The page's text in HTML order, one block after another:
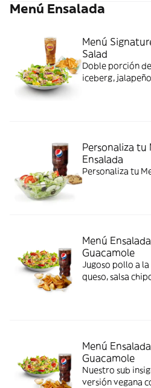
Menú Ensalada
Menú
Salad
Doble porción
iceberg,
Personaliza tu
Ensalada
Personaliza tu
Menú
Guacamole
Jugoso pollo a
queso, salsa
Menú
Guacamole
Nuestro sub
versión vegana